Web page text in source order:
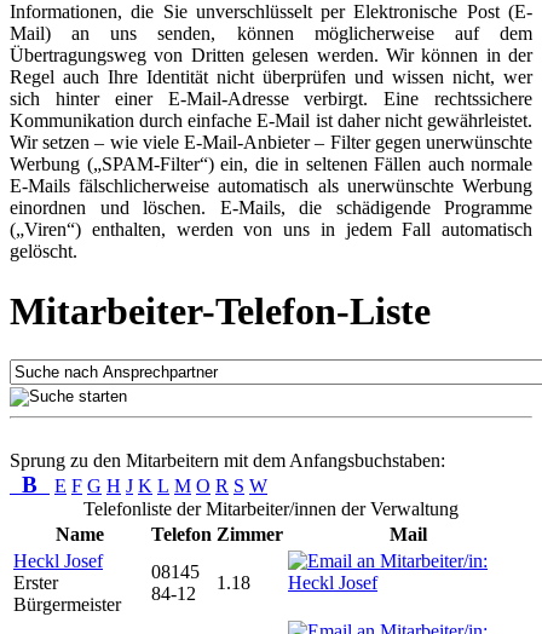
Informationen, die Sie unverschlüsselt per Elektronische Post (E-
Mail) an uns senden, können möglicherweise auf dem
Übertragungsweg von Dritten gelesen werden. Wir können in der
Regel auch Ihre Identität nicht überprüfen und wissen nicht, wer
sich hinter einer E-Mail-Adresse verbirgt. Eine rechtssichere
Kommunikation durch einfache E-Mail ist daher nicht gewährleistet.
Wir setzen – wie viele E-Mail-Anbieter – Filter gegen unerwünschte
Werbung („SPAM-Filter“) ein, die in seltenen Fällen auch normale
E-Mails fälschlicherweise automatisch als unerwünschte Werbung
einordnen und löschen. E-Mails, die schädigende Programme
(„Viren“) enthalten, werden von uns in jedem Fall automatisch
gelöscht.
Mitarbeiter-Telefon-Liste
Sprung zu den Mitarbeitern mit dem Anfangsbuchstaben:
B E F G H J K L M O R S W
Telefonliste der Mitarbeiter/innen der Verwaltung
Name
Telefon Zimmer
Mail
Heckl Josef
Erster
Bürgermeister
08145
84-12
1.18